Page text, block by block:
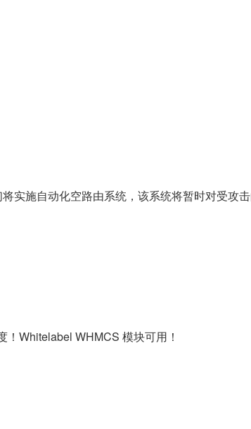
实施自动化空路由系统，该系统将暂时对受攻
Whitelabel WHMCS 模块可用！